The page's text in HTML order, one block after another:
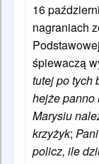
16
nagraniach
śpiewaczą
tutej po tych
hejże panno
Marysiu
krzyżyk;
policz, ile